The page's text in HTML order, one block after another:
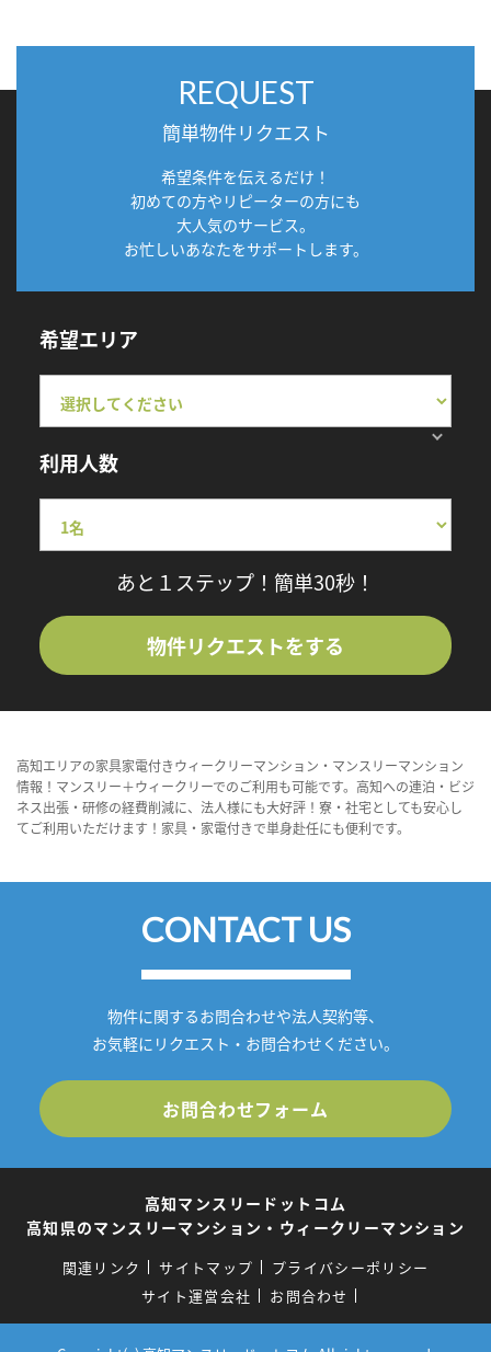
REQUEST
簡単物件リクエスト
希望条件を伝えるだけ！
初めての方やリピーターの方にも
大人気のサービス。
お忙しいあなたをサポートします。
希望エリア
利用人数
あと１ステップ！簡単30秒！
物件リクエストをする
高知エリアの家具家電付きウィークリーマンション・マンスリーマンション
情報！マンスリー＋ウィークリーでのご利用も可能です。高知への連泊・ビジ
ネス出張・研修の経費削減に、法人様にも大好評！寮・社宅としても安心し
てご利用いただけます！家具・家電付きで単身赴任にも便利です。
CONTACT US
物件に関するお問合わせや法人契約等、
お気軽にリクエスト・お問合わせください。
お問合わせフォーム
高知マンスリードットコム
高知県のマンスリーマンション・ウィークリーマンション
関連リンク サイトマップ
プライバシーポリシー
サイト運営会社
お問合わせ